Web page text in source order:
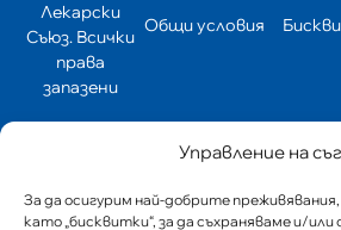
Управление на
За да осигурим най-добрите
като „бисквитки“, за да съхраняваме и/
Лекарски
Съюз. Всички
права
запазени
Общи условия